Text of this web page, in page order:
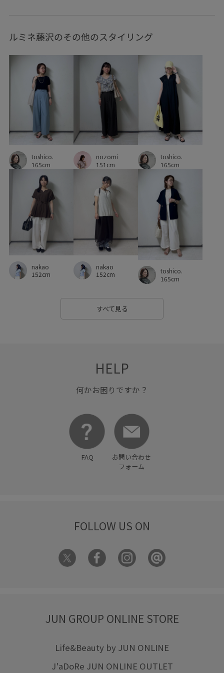
シャツ シンプル シンプルコーデ スッキリ
スッキリ見え セット タイト タートルニット
デイリーで活躍 デニムに合わせる ニット
ハイウエスト ハイゲージ ハンドバッグ
バランスが良い フリーサイズ
フレアスカート ブラウス ブルゾン ブーツ
ベーシック ボリューム感 ポリエステル マチ広め
マーメイドスカート ミニバッグ レイヤード風
レーヨン素材 ロング丈 上品
伸縮性 大人の女性 大人カジュアル
女性らしいシルエット 布帛 抜け感 爽やか
配色がポイント
金ボタン
ルミネ藤沢のその他のスタイリング
toshico.
165cm
nozomi
151cm
toshico.
165cm
nakao
152cm
nakao
152cm
toshico.
165cm
すべて見る
HELP
何かお困りですか？
FAQ
お問い合わせ
フォーム
FOLLOW US ON
JUN GROUP ONLINE STORE
Life&Beauty by JUN ONLINE
J'aDoRe JUN ONLINE OUTLET